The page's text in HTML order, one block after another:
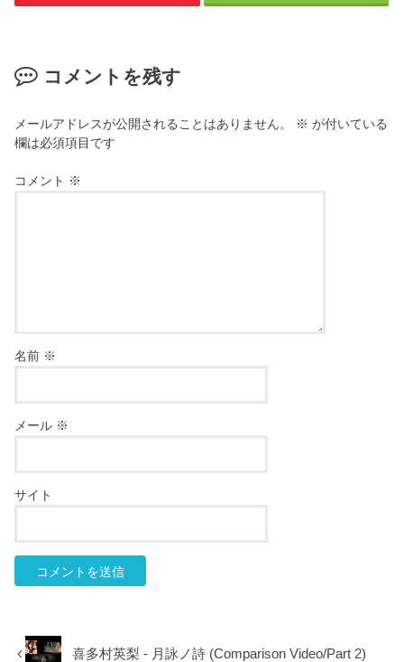
コメントを残す
メールアドレスが公開されることはありません。 ※ が付いている
欄は必須項目です
コメント ※
名前 ※
メール ※
サイト
喜多村英梨 - 月詠ノ詩 (Comparison Video/Part 2)